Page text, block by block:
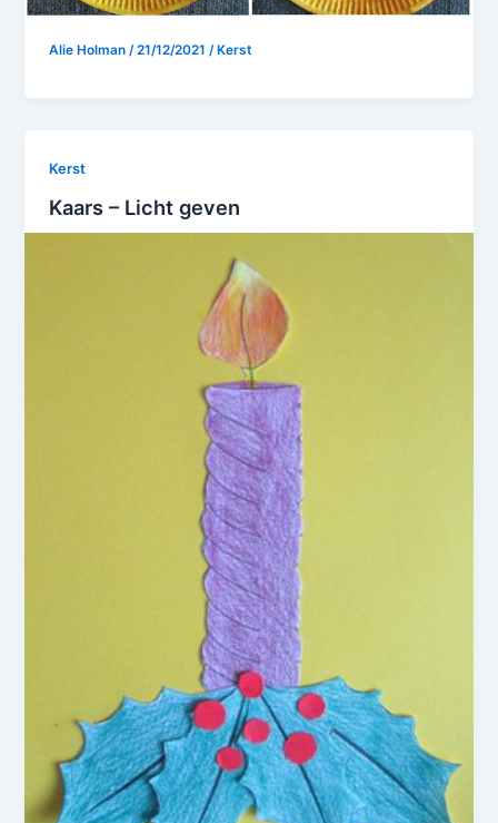
Alie Holman/21/12/2021/ Kerst
Kerst
Kaars – Licht geven